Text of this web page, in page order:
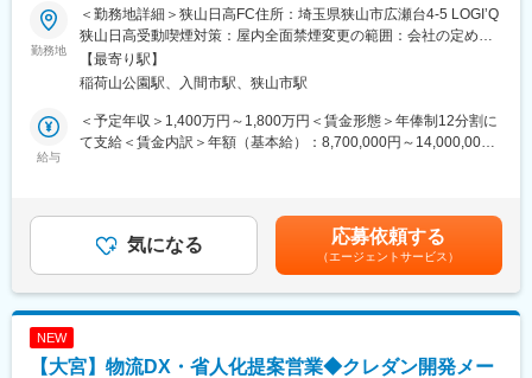
・時価総額世界トップクラス、世界最先端の物流拠点で、ご自身
のスキルを伸ばすことができます。
■キャリアパス：
・新規設備導入、梱包資材の開発に携わるなど、様々なキャリア
パスがあります。
・将来的には複数拠点のマネジメントと管理範囲を拡大するポジ
拠点によっても異なりますが、20代～50代と幅広い層の方がご活
躍されております。
定年退職も設けておりませんので、ご本人のご希望によっては長
Amazonでは Maintenance Sr. Area Manager（SAM）として活躍
いただけるリーダーシップに優れ、生産設備または物流設備のエ
ンジニアリング経験がある方を求めています。組織、予算、プロ
ジェクトの管理に携わるため、マネジメント経験を持つエンジニ
アを求めています。具体的には機械工学、電気工学、生産工学、
制御工学の知識があるエンジニア、生産工場での設備改善・品質
改善の経験があるエンジニアです。
化が進んでおり、多様な設備・装置があります。メンテナンスチ
ームは FC の設備・装置のメンテナンスだけでなく、性能の改
善、生産性改善をも担当しています。
善プロジェクト策定し実行する責任があります。さらに、その成
勤務地
＜勤務地詳細＞狭山日高FC住所：埼玉県狭山市広瀬台4-5 LOGI’Q
狭山日高受動喫煙対策：屋内全面禁煙変更の範囲：会社の定める
事業所
【最寄り駅】
稲荷山公園駅、入間市駅、狭山市駅
給与
＜予定年収＞1,400万円～1,800万円＜賃金形態＞年俸制12分割に
て支給＜賃金内訳＞年額（基本給）：8,700,000円～14,000,000
有無＞有＜残業手当＞有＜給与補足＞■年収について：年俸制■評
価について：年1回の業務評価による査定有り賃金はあくまでも目
安の金額であり、選考を通じて上下する可能性があります。月給
(月額)は固定手当を含めた表記です。
気になる 応募依頼する
（エージェントサービス）
NEW
【大宮】物流DX・省人化提案営業◆クレダン開発メー